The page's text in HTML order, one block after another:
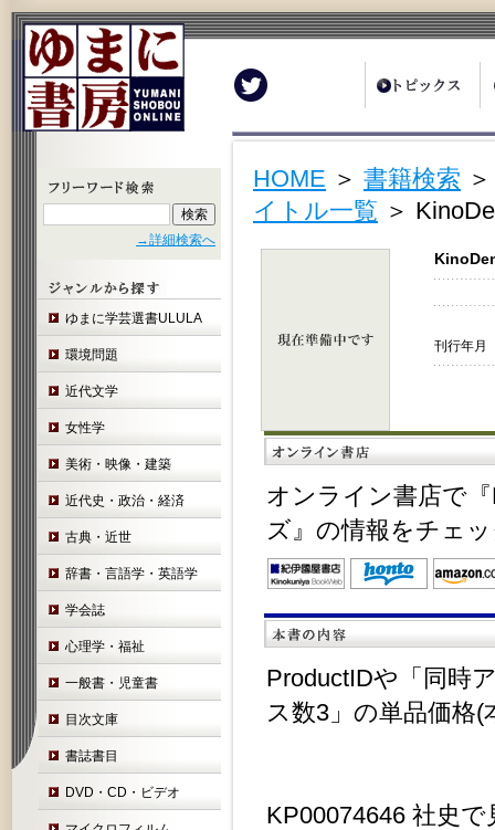
→詳細検索へ
ゆまに学芸選書ULULA
環境問題
近代文学
女性学
美術・映像・建築
近代史・政治・経済
古典・近世
辞書・言語学・英語学
学会誌
心理学・福祉
一般書・児童書
目次文庫
書誌書目
DVD・CD・ビデオ
HOME ＞ 書籍検索
イトル一覧 ＞
刊行年
オンライン書店で
ズ』の情報をチェ
ProductIDや「同時
ス数3」の単品価格
KP00074646 社史